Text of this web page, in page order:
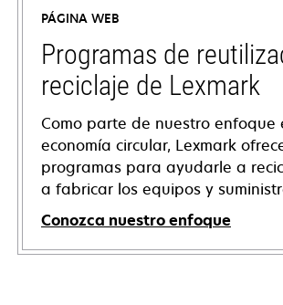
new
tab
PÁGINA WEB
Programas de
reciclaje de Lexmark
Como parte de nuestro enfoque
economía circular, Lexmark
programas para ayudarle a
a fabricar los equipos y
Conozca nuestro enfoque